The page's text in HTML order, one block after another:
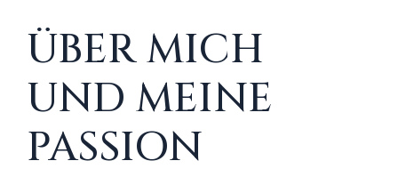
ÜBER MICH
UND MEINE
PASSION